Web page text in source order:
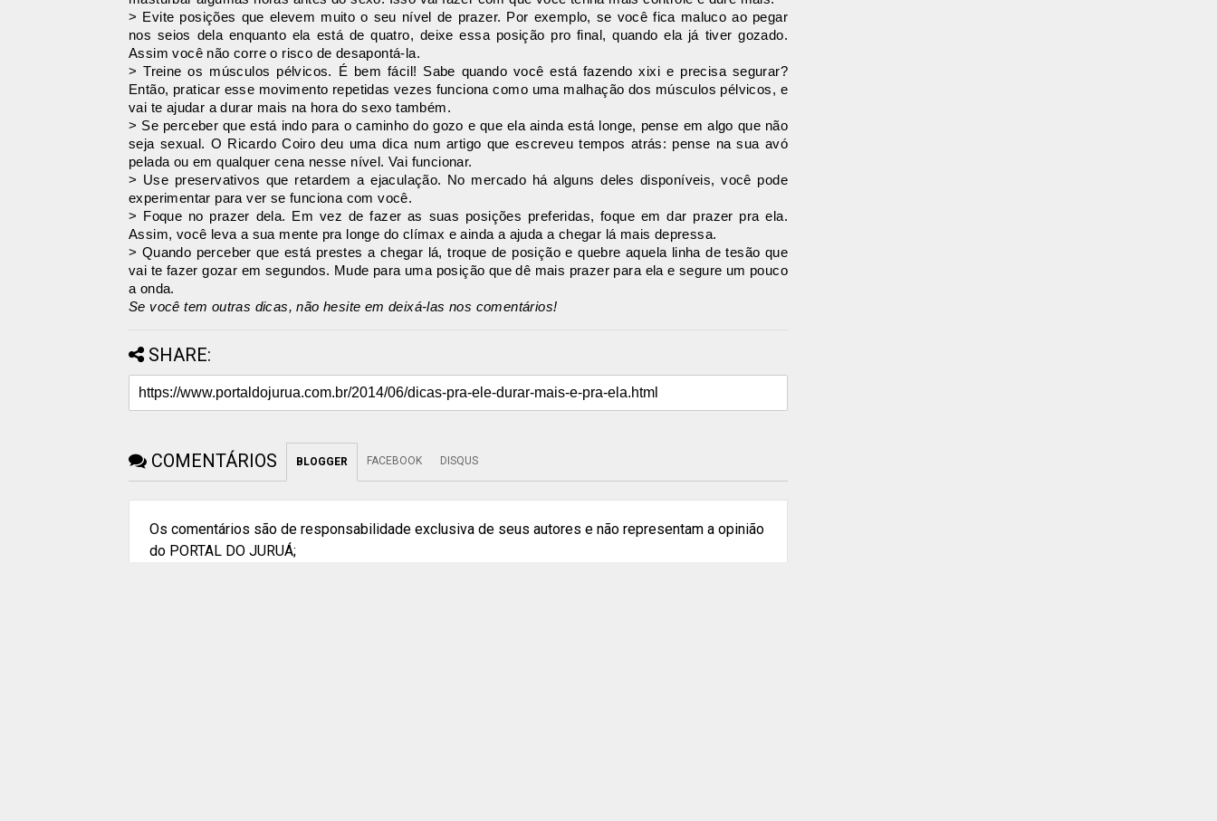
> Evite posições que elevem muito o seu nível de prazer. Por exemplo, se você fica maluco ao pegar
nos seios dela enquanto ela está de quatro, deixe essa posição pro final, quando ela já tiver gozado.
Assim você não corre o risco de desapontá-la.
> Treine os músculos pélvicos. É bem fácil! Sabe quando você está fazendo xixi e precisa segurar?
Então, praticar esse movimento repetidas vezes funciona como uma malhação dos músculos pélvicos, e
vai te ajudar a durar mais na hora do sexo também.
> Se perceber que está indo para o caminho do gozo e que ela ainda está longe, pense em algo que não
seja sexual. O Ricardo Coiro deu uma dica num artigo que escreveu tempos atrás: pense na sua avó
pelada ou em qualquer cena nesse nível. Vai funcionar.
> Use preservativos que retardem a ejaculação. No mercado há alguns deles disponíveis, você pode
experimentar para ver se funciona com você.
> Foque no prazer dela. Em vez de fazer as suas posições preferidas, foque em dar prazer pra ela.
Assim, você leva a sua mente pra longe do clímax e ainda a ajuda a chegar lá mais depressa.
> Quando perceber que está prestes a chegar lá, troque de posição e quebre aquela linha de tesão que
vai te fazer gozar em segundos. Mude para uma posição que dê mais prazer para ela e segure um pouco
a onda.
Se você tem outras dicas, não hesite em deixá-las nos comentários!
SHARE:
COMENTÁRIOS BLOGGER FACEBOOK DISQUS
Os comentários são de responsabilidade exclusiva de seus autores e não representam a opinião
do PORTAL DO JURUÁ;